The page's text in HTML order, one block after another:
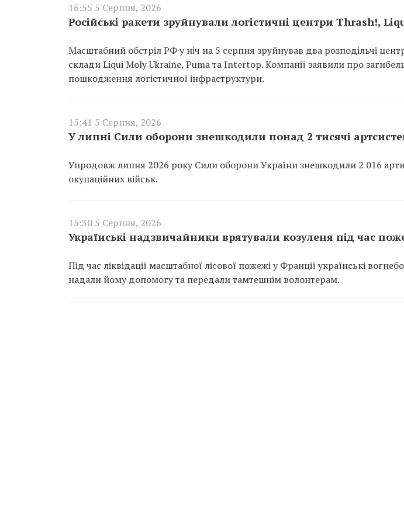
16:55 5 Серпня, 2026
Російські ракети зруйнували логістичні центри Thrash!,
Масштабний обстріл РФ у ніч на 5 серпня зруйнував два розподільчі
склади Liqui Moly Ukraine, Puma та Intertop. Компанії заявили про
пошкодження логістичної інфраструктури.
15:41 5 Серпня, 2026
У липні Сили оборони знешкодили понад 2 тисячі
Упродовж липня 2026 року Сили оборони України знешкодили 2 016
окупаційних військ.
15:30 5 Серпня, 2026
Українські надзвичайники врятували козуленя під час
Під час ліквідації масштабної лісової пожежі у Франції українські
надали йому допомогу та передали тамтешнім волонтерам.